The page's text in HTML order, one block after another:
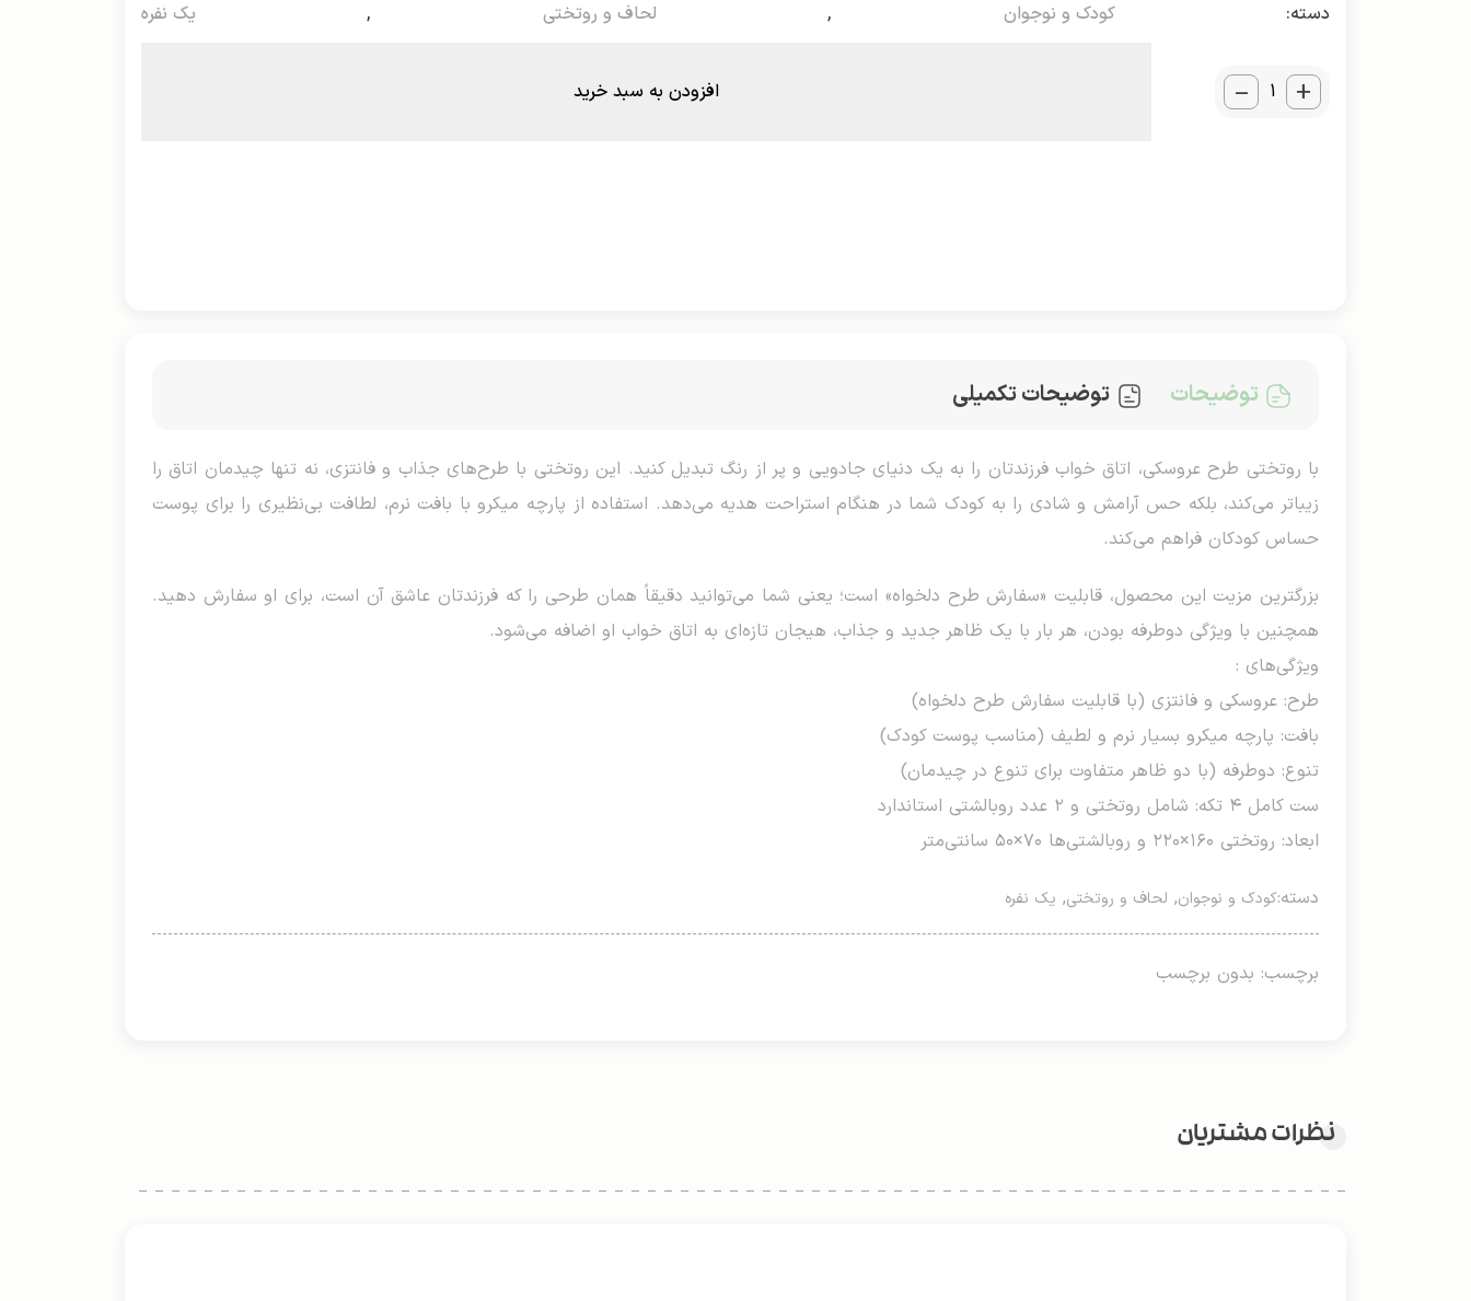
دسته: کودک و نوجوان , لحاف و روتختی , یک نفره
_ + افزودن به سبد خرید
توضیحات توضیحات تکمیلی
با روتختی طرح عروسکی، اتاق خواب فرزندتان را به یک دنیای جادویی و پر از رنگ تبدیل کنید. این روتختی با طرح‌های جذاب و فانتزی، نه تنها چیدمان اتاق را
زیباتر می‌کند، بلکه حس آرامش و شادی را به کودک شما در هنگام استراحت هدیه می‌دهد. استفاده از پارچه میکرو با بافت نرم، لطافت بی‌نظیری را برای پوست
حساس کودکان فراهم می‌کند.
بزرگترین مزیت این محصول، قابلیت «سفارش طرح دلخواه» است؛ یعنی شما می‌توانید دقیقاً همان طرحی را که فرزندتان عاشق آن است، برای او سفارش دهید.
همچنین با ویژگی دوطرفه بودن، هر بار با یک ظاهر جدید و جذاب، هیجان تازه‌ای به اتاق خواب او اضافه می‌شود.
ویژگی‌های :
طرح: عروسکی و فانتزی (با قابلیت سفارش طرح دلخواه)
بافت: پارچه میکرو بسیار نرم و لطیف (مناسب پوست کودک)
تنوع: دوطرفه (با دو ظاهر متفاوت برای تنوع در چیدمان)
ست کامل ۴ تکه: شامل روتختی و ۲ عدد روبالشتی استاندارد
ابعاد: روتختی ۱۶۰×۲۲۰ و روبالشتی‌ها ۷۰×۵۰ سانتی‌متر
دسته:کودک و نوجوان, لحاف و روتختی, یک نفره
برچسب: بدون برچسب
نظرات مشتریان